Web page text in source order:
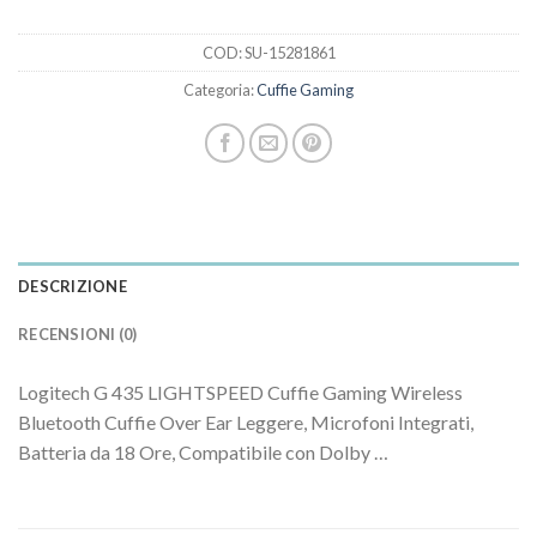
COD:SU-15281861
Categoria:Cuffie Gaming
DESCRIZIONE
RECENSIONI (0)
Logitech G 435 LIGHTSPEED Cuffie Gaming Wireless
Bluetooth Cuffie Over Ear Leggere, Microfoni Integrati,
Batteria da 18 Ore, Compatibile con Dolby …